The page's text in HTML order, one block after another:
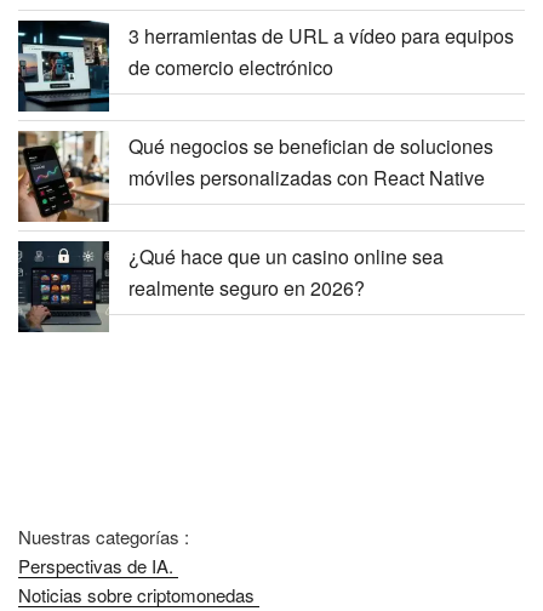
3 herramientas de URL a vídeo para equipos
de comercio electrónico
Qué negocios se benefician de soluciones
móviles personalizadas con React Native
¿Qué hace que un casino online sea
realmente seguro en 2026?
Nuestras categorías :
Perspectivas de IA.
Noticias sobre criptomonedas